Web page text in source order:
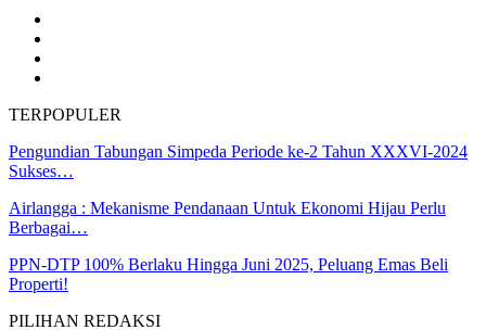
TERPOPULER
Pengundian Tabungan Simpeda Periode ke-2 Tahun XXXVI-2024
Sukses…
Airlangga : Mekanisme Pendanaan Untuk Ekonomi Hijau Perlu
Berbagai…
PPN-DTP 100% Berlaku Hingga Juni 2025, Peluang Emas Beli
Properti!
PILIHAN REDAKSI